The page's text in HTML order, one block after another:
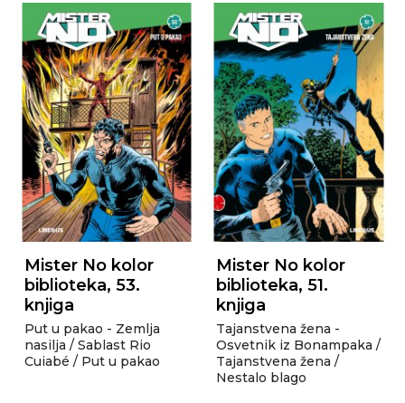
Mister No kolor
biblioteka, 53.
knjiga
Put u pakao - Zemlja
nasilja / Sablast Rio
Cuiabé / Put u pakao
Mister No kolor
biblioteka, 51.
knjiga
Tajanstvena žena -
Osvetnik iz Bonampaka /
Tajanstvena žena /
Nestalo blago